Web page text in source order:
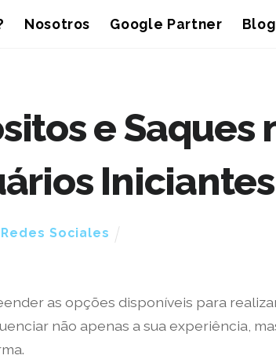
Nosotros Google Partner Blog
e Saques
Iniciantes
Redes Sociales
as opções disponíveis para
não apenas a sua experiência,